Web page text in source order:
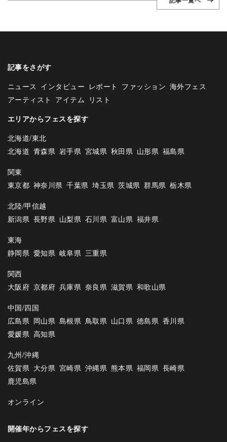
記事をさがす
ニュース インタビュー レポート ファッション 海外フェス
アーティスト アイテム リスト
エリアからフェスを探す
北海道/東北
北海道 青森県 岩手県 宮城県 秋田県 山形県 福島県
関東
東京都 神奈川県 千葉県 埼玉県 茨城県 群馬県 栃木県
北陸/甲信越
新潟県 長野県 山梨県 石川県 富山県 福井県
東海
静岡県 愛知県 岐阜県 三重県
関西
大阪府 京都府 兵庫県 奈良県 滋賀県 和歌山県
中国/四国
広島県 岡山県 島根県 鳥取県 山口県 徳島県 香川県
愛媛県 高知県
九州/沖縄
佐賀県 大分県 宮崎県 沖縄県 熊本県 福岡県 長崎県
鹿児島県
オンライン
開催年からフェスを探す